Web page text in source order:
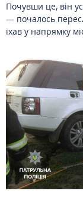
Почувши це, він
— почалось
їхав у напрямку